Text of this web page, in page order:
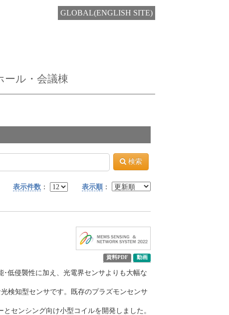
GLOBAL(ENGLISH SITE)
ール・会議棟
検索
表示件数 ： 表示順 ：
資料PDF 動画
･低侵襲性に加え、光電界センサよりも大幅な
検知型センサです。既存のプラズモンセンサ
センシング向け小型コイルを開発しました。